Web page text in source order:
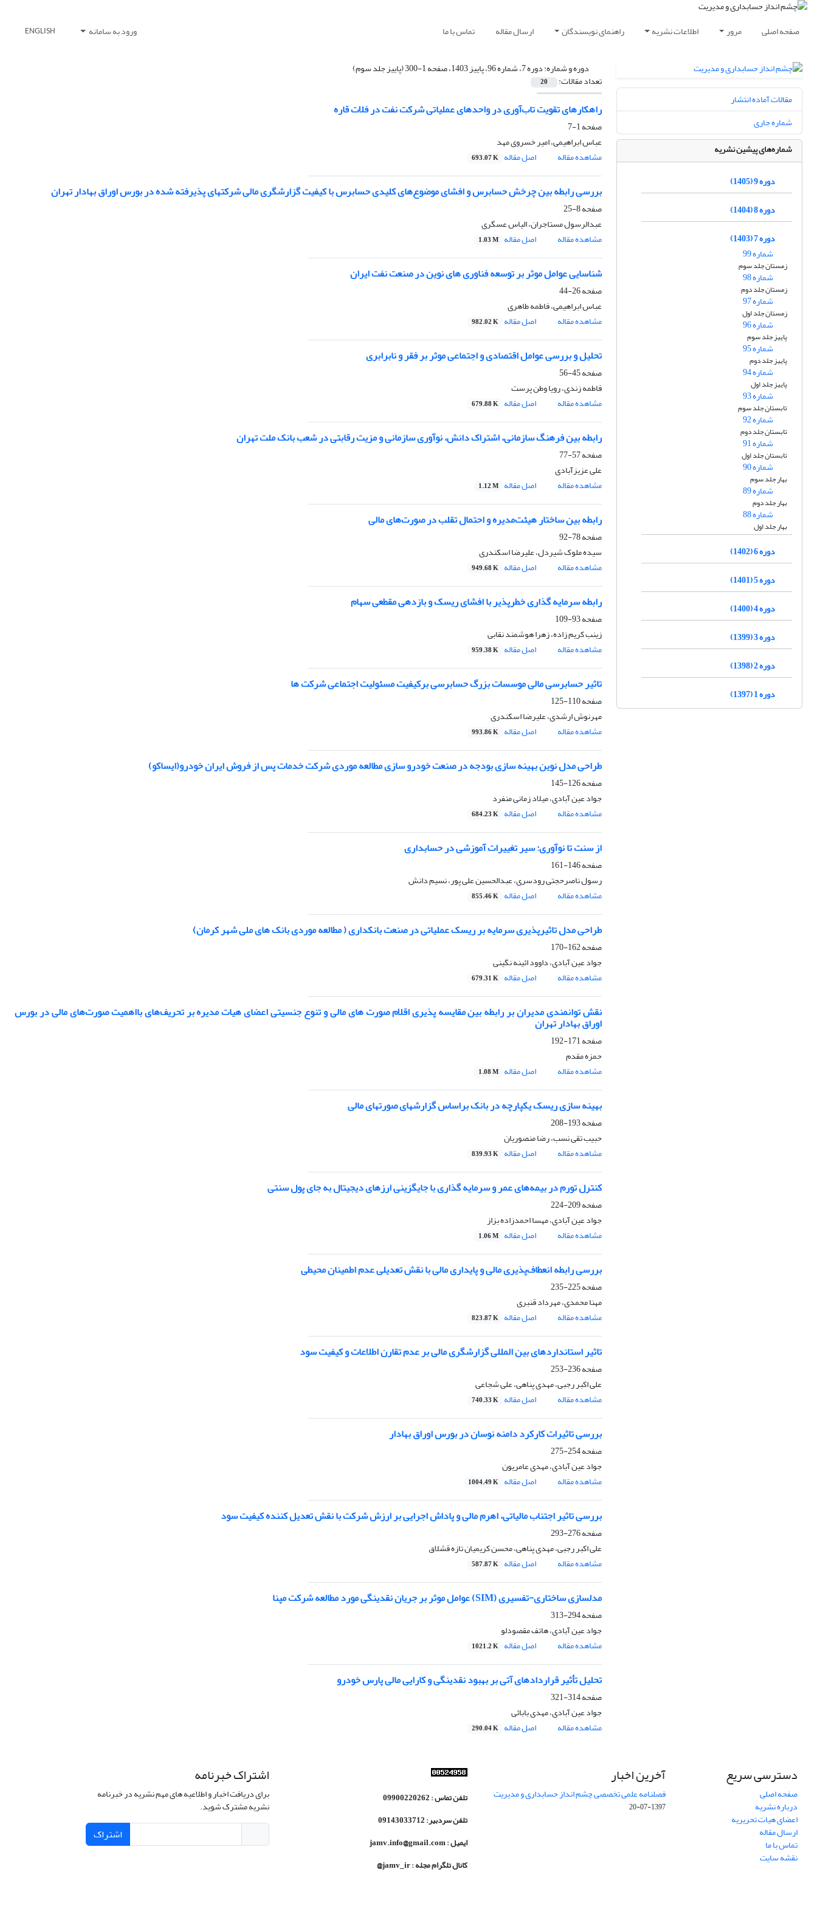
صفحه اصلی مرور اطلاعات نشریه راهنمای نویسندگان ارسال مقاله تماس با ما ورود به سامانه ENGLISH
دوره و شماره:دوره 7، شماره 96، پاییز 1403، صفحه 1-300 (پاییز جلد سوم)
تعداد مقالات: 20
راهکارهای تقویت تاب‌آوری در واحدهای عملیاتی شرکت نفت در فلات قاره
صفحه1-7
عباس ابراهیمی، امیر خسروی مهد
مشاهده مقاله
اصل مقاله 693.07 K
بررسی رابطه بین چرخش حسابرس و افشای موضوع‌های کلیدی حسابرس با کیفیت گزارشگری مالی شرکتهای پذیرفته شده در بورس اوراق بهادار تهران
صفحه8-25
عبدالرسول مستاجران، الیاس عسگری
مشاهده مقاله
اصل مقاله 1.03 M
شناسایی عوامل موثر بر توسعه فناوری های نوین در صنعت نفت ایران
صفحه26-44
عباس ابراهیمی، فاطمه طاهری
مشاهده مقاله
اصل مقاله 982.02 K
تحلیل و بررسی عوامل اقتصادی و اجتماعی موثر بر فقر و نابرابری
صفحه45-56
فاطمه زندی، رویا وطن پرست
مشاهده مقاله
اصل مقاله 679.88 K
رابطه بین فرهنگ سازمانی، اشتراک دانش، نوآوری سازمانی و مزیت رقابتی در شعب بانک ملت تهران
صفحه57-77
علی عزیزآبادی
مشاهده مقاله
اصل مقاله 1.12 M
رابطه بین ساختار هیئت‌مدیره و احتمال تقلب در صورت‌های مالی
صفحه78-92
سیده ملوک شیردل، علیرضا اسکندری
مشاهده مقاله
اصل مقاله 949.68 K
رابطه سرمایه گذاری خطرپذیر با افشای ریسک و بازدهی مقطعی سهام
صفحه93-109
زینب کریم زاده، زهرا هوشمند نقابی
مشاهده مقاله
اصل مقاله 959.38 K
تاثیر حسابرسی مالی موسسات بزرگ حسابرسی برکیفیت مسئولیت اجتماعی شرکت ها
صفحه110-125
مهرنوش ارشدی، علیرضا اسکندری
مشاهده مقاله
اصل مقاله 993.86 K
طراحی مدل نوین بهینه سازی بودجه در صنعت خودرو سازی مطالعه موردی شرکت خدمات پس از فروش ایران خودرو(ایساکو)
صفحه126-145
جواد عین آبادی، میلاد زمانی منفرد
مشاهده مقاله
اصل مقاله 684.23 K
از سنت تا نوآوری: سیر تغییرات آموزشی در حسابداری
صفحه146-161
رسول ناصرحجتی رودسری، عبدالحسین علی پور، نسیم دانش
مشاهده مقاله
اصل مقاله 855.46 K
طراحی مدل تاثیرپذیری سرمایه بر ریسک عملیاتی در صنعت بانکداری ( مطالعه موردی بانک های ملی شهر کرمان)
صفحه162-170
جواد عین آبادی، داوود ائینه نگینی
مشاهده مقاله
اصل مقاله 679.31 K
نقش توانمندی مدیران بر رابطه بین مقایسه پذیری اقلام صورت های مالی و تنوع جنسیتی اعضای هیات مدیره بر تحریف‌های بااهمیت صورت‌های مالی در بورس
اوراق بهادار تهران
صفحه171-192
حمزه مقدم
مشاهده مقاله
اصل مقاله 1.08 M
بهینه سازی ریسک یکپارچه در بانک براساس گزارشهای صورتهای مالی
صفحه193-208
حبیب تقی نسب، رضا منصوریان
مشاهده مقاله
اصل مقاله 839.93 K
کنترل تورم در بیمه‌های عمر‌‌‌ و سرمایه گذاری با جایگزینی ارزهای دیجیتال به جای پول سنتی
صفحه209-224
جواد عین آبادی، مهسا احمدزاده بزاز
مشاهده مقاله
اصل مقاله 1.06 M
بررسی رابطه انعطاف‌پذیری مالی و پایداری مالی با نقش تعدیلی عدم اطمینان محیطی
صفحه225-235
مهنا محمدی، مهرداد قنبری
مشاهده مقاله
اصل مقاله 823.87 K
تاثیر استانداردهای بین المللی گزارشگری مالی بر عدم تقارن اطلاعات و کیفیت سود
صفحه236-253
علی اکبر رجبی، مهدی پناهی، علی شجاعی
مشاهده مقاله
اصل مقاله 740.33 K
بررسی تاثیرات کارکرد دامنه نوسان در بورس اوراق بهادار
صفحه254-275
جواد عین آبادی، مهدی عامریون
مشاهده مقاله
اصل مقاله 1004.49 K
بررسی تاثیر اجتناب مالیاتی، اهرم مالی و پاداش اجرایی بر ارزش شرکت با نقش تعدیل کننده کیفیت سود
صفحه276-293
علی اکبر رجبی، مهدی پناهی، محسن کریمیان تازه قشلاق
مشاهده مقاله
اصل مقاله 587.87 K
مدلسازی ساختاری-تفسیری (SIM) عوامل موثر بر جریان نقدینگی مورد مطالعه شرکت مپنا
صفحه294-313
جواد عین آبادی، هاتف مقصودلو
مشاهده مقاله
اصل مقاله 1021.2 K
تحلیل تأثیر قراردادهای آتی بر بهبود نقدینگی و کارایی مالی پارس خودرو
صفحه314-321
جواد عین آبادی، مهدی بابائی
مشاهده مقاله
اصل مقاله 290.04 K
مقالات آماده انتشار
شماره جاری
شماره‌های پیشین نشریه
دوره 9 (1405)
دوره 8 (1404)
دوره 7 (1403)
شماره 99
زمستان جلد سوم
شماره 98
زمستان جلد دوم
شماره 97
زمستان جلد اول
شماره 96
پاییز جلد سوم
شماره 95
پاییز جلد دوم
شماره 94
پاییز جلد اول
شماره 93
تابستان جلد سوم
شماره 92
تابستان جلد دوم
شماره 91
تابستان جلد اول
شماره 90
بهار جلد سوم
شماره 89
بهار جلد دوم
شماره 88
بهار جلد اول
دوره 6 (1402)
دوره 5 (1401)
دوره 4 (1400)
دوره 3 (1399)
دوره 2 (1398)
دوره 1 (1397)
دسترسی سریع
صفحه اصلی
درباره نشریه
اعضای هیات تحریریه
ارسال مقاله
تماس با ما
نقشه سایت
آخرین اخبار
فصلنامه علمی تخصصی چشم انداز حسابداری و مدیریت
1397-07-20
تلفن تماس : 09900220262
تلفن سردبیر: 09143033712
ایمیل : jamv.info@gmail.com
کانال تلگرام مجله : jamv_ir@
اشتراک خبرنامه
برای دریافت اخبار و اطلاعیه های مهم نشریه در خبرنامه
نشریه مشترک شوید.
اشتراک